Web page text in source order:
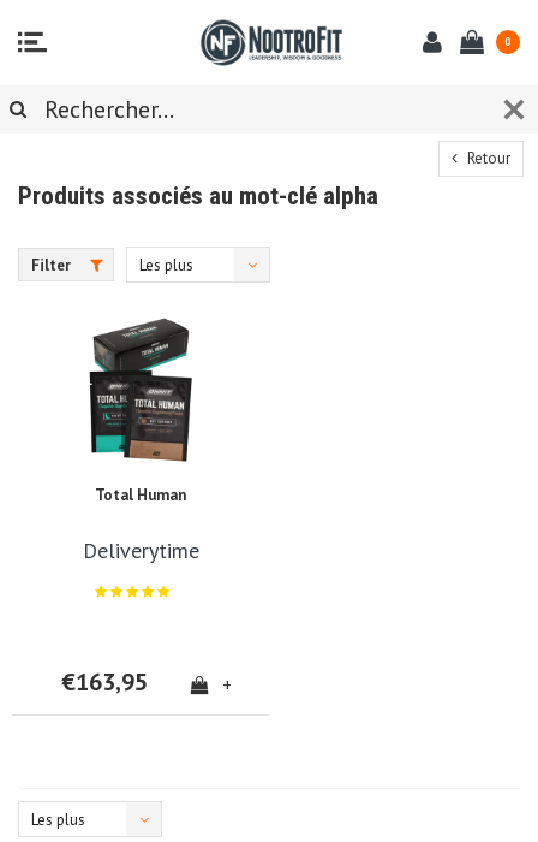
0
Retour
Produits associés au mot-clé alpha
Filter
Les plus
Total Human
Deliverytime
€163,95 +
Les plus